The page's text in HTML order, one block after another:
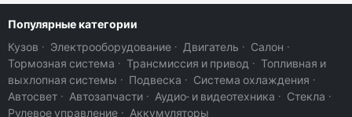
Популярные категории
Кузов · Электрооборудование · Двигатель · Салон ·
Тормозная система · Трансмиссия и привод · Топливная и
выхлопная системы · Подвеска · Система охлаждения ·
Автосвет · Автозапчасти · Аудио- и видеотехника · Стекла ·
Рулевое управление · Аккумуляторы